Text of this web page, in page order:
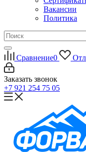
Вакансии
Политика
Сравнение0
Заказать звонок
+7 921 254 75 05